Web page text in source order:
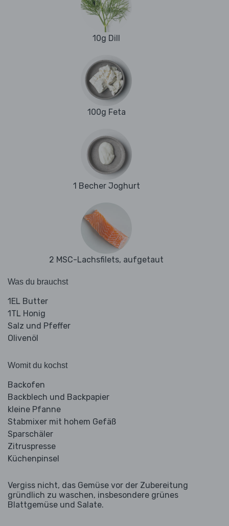
10g Dill
100g Feta
1 Becher Joghurt
2 MSC-Lachsfilets, aufgetaut
Was du brauchst
1EL Butter
1TL Honig
Salz und Pfeffer
Olivenöl
Womit du kochst
Backofen
Backblech und Backpapier
kleine Pfanne
Stabmixer mit hohem Gefäß
Sparschäler
Zitruspresse
Küchenpinsel
Vergiss nicht, das Gemüse vor der Zubereitung
gründlich zu waschen, insbesondere grünes
Blattgemüse und Salate.